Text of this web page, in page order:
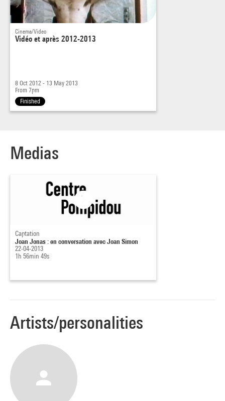
Cinema/Video
Vidéo et après 2012-2013
8 Oct 2012 - 13 May 2013
From 7pm
Finished
Medias
Captation
Joan Jonas : en conversation avec Joan Simon
22-04-2013
1h 56min 49s
Artists/personalities